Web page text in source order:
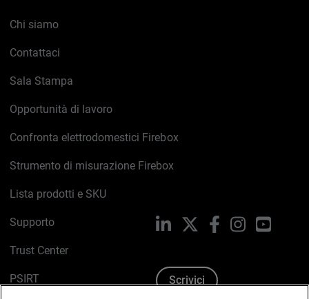
Chi siamo
Contattaci
Sala Stampa
Opportunità di lavoro
Confronta elettrodomestici Firebox
Strumento di misurazione Firebox
Lista prodotti e SKU
Supporto
Trust Center
PSIRT
LinkedIn FacebookInstagram
Scrivici